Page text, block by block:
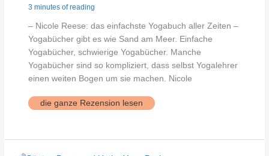
3 minutes of reading
– Nicole Reese: das einfachste Yogabuch aller Zeiten –
Yogabücher gibt es wie Sand am Meer. Einfache
Yogabücher, schwierige Yogabücher. Manche
Yogabücher sind so kompliziert, dass selbst Yogalehrer
einen weiten Bogen um sie machen. Nicole
Das
einfachste
die ganze Rezension lesen